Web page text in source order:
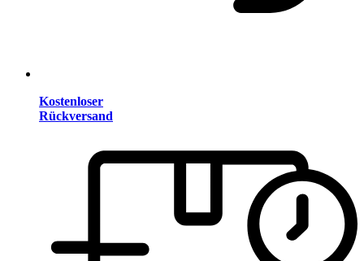
Kostenloser
Rückversand